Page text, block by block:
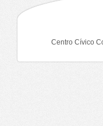
Centro Cívico